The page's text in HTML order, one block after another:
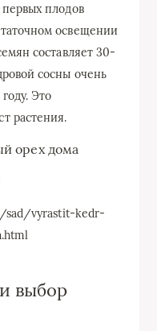
плодов
освещении
составляет 30-
сосны очень
Это
растения.
sad/vyrastit-kedr-
выбор